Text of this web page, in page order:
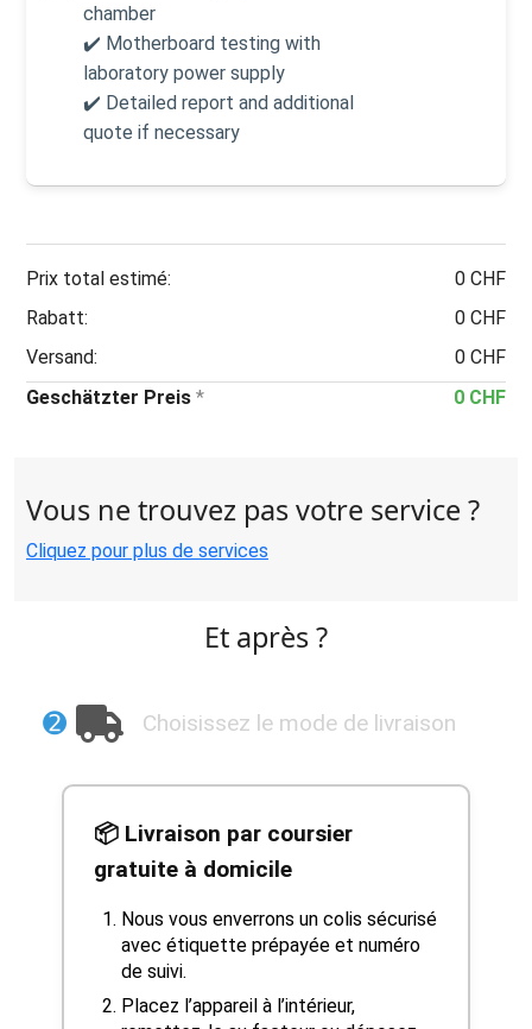
chamber
✔️ Motherboard testing with
laboratory power supply
✔️ Detailed report and additional
quote if necessary
Prix total estimé:
0 CHF
Rabatt:
0 CHF
Versand:
0 CHF
Geschätzter Preis * 0 CHF
Vous ne trouvez pas votre service ?
Cliquez pour plus de services
Et après ?
➋ Choisissez le mode de livraison
📦 Livraison par coursier
gratuite à domicile
Nous vous enverrons un colis sécurisé
avec étiquette prépayée et numéro
de suivi.
Placez l’appareil à l’intérieur,